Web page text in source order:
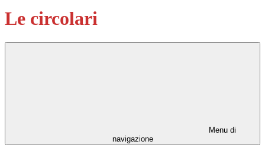
Le circolari
Menu di
navigazione